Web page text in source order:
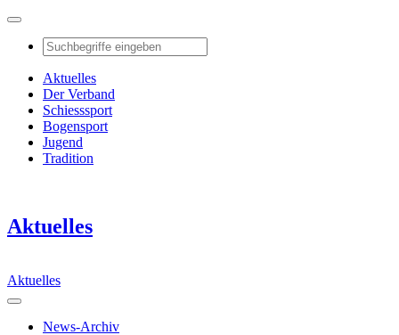
Aktuelles
Der Verband
Schiesssport
Bogensport
Jugend
Tradition
Aktuelles
Aktuelles
News-Archiv